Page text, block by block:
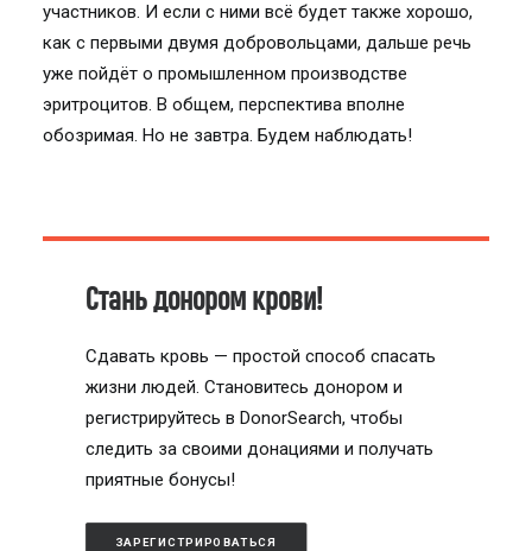
участников. И если с ними всё будет также хорошо,
как с первыми двумя добровольцами, дальше речь
уже пойдёт о промышленном производстве
эритроцитов. В общем, перспектива вполне
обозримая. Но не завтра. Будем наблюдать!
Стань донором крови!
Сдавать кровь — простой способ спасать
жизни людей. Становитесь донором и
регистрируйтесь в DonorSearch, чтобы
следить за своими донациями и получать
приятные бонусы!
ЗАРЕГИСТРИРОВАТЬСЯ